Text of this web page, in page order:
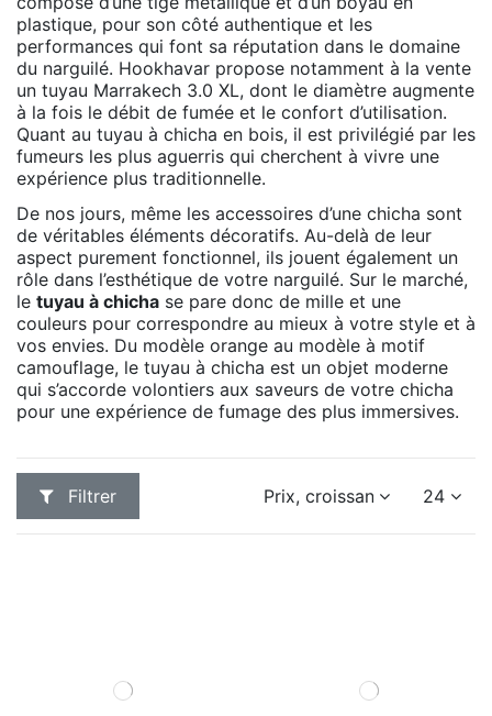
plastique, pour son côté authentique et les
performances qui font sa réputation dans le domaine
du narguilé. Hookhavar propose notamment à la vente
un tuyau Marrakech 3.0 XL, dont le diamètre augmente
à la fois le débit de fumée et le confort d’utilisation.
Quant au tuyau à chicha en bois, il est privilégié par les
fumeurs les plus aguerris qui cherchent à vivre une
expérience plus traditionnelle.
De nos jours, même les accessoires d’une chicha sont
de véritables éléments décoratifs. Au-delà de leur
aspect purement fonctionnel, ils jouent également un
rôle dans l’esthétique de votre narguilé. Sur le marché,
le tuyau à chicha se pare donc de mille et une
couleurs pour correspondre au mieux à votre style et à
vos envies. Du modèle orange au modèle à motif
camouflage, le tuyau à chicha est un objet moderne
qui s’accorde volontiers aux saveurs de votre chicha
pour une expérience de fumage des plus immersives.
Filtrer Prix, croissant 24